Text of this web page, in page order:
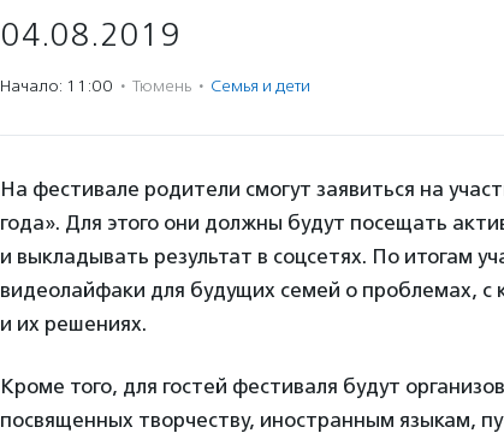
04.08.2019
Начало: 11:00 · Тюмень · Семья и дети
На фестивале родители смогут заявиться на
года». Для этого они должны будут посещать
и выкладывать результат в соцсетях. По итогам
видеолайфаки для будущих семей о проблемах, с
и их решениях.
Кроме того, для гостей фестиваля будут
посвященных творчеству, иностранным языкам,